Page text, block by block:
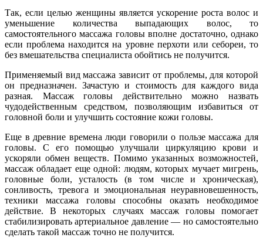
Так, если целью женщины является ускорение роста волос и
уменьшение количества выпадающих волос, то
самостоятельного массажа головы вполне достаточно, однако
если проблема находится на уровне перхоти или себореи, то
без вмешательства специалиста обойтись не получится.
Применяемый вид массажа зависит от проблемы, для которой
он предназначен. Зачастую и стоимость для каждого вида
разная. Массаж головы действительно можно назвать
чудодейственным средством, позволяющим избавиться от
головной боли и улучшить состояние кожи головы.
Еще в древние времена люди говорили о пользе массажа для
головы. С его помощью улучшали циркуляцию крови и
ускоряли обмен веществ. Помимо указанных возможностей,
массаж обладает еще одной: людям, которых мучает мигрень,
головные боли, усталость (в том числе и хроническая),
сонливость, тревога и эмоциональная неуравновешенность,
техники массажа головы способны оказать необходимое
действие. В некоторых случаях массаж головы помогает
стабилизировать артериальное давление — но самостоятельно
сделать такой массаж точно не получится.